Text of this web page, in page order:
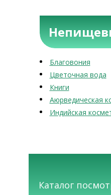
Благовония
Цветочная вода
Книги
Аюрведическая
Индийская
Каталог